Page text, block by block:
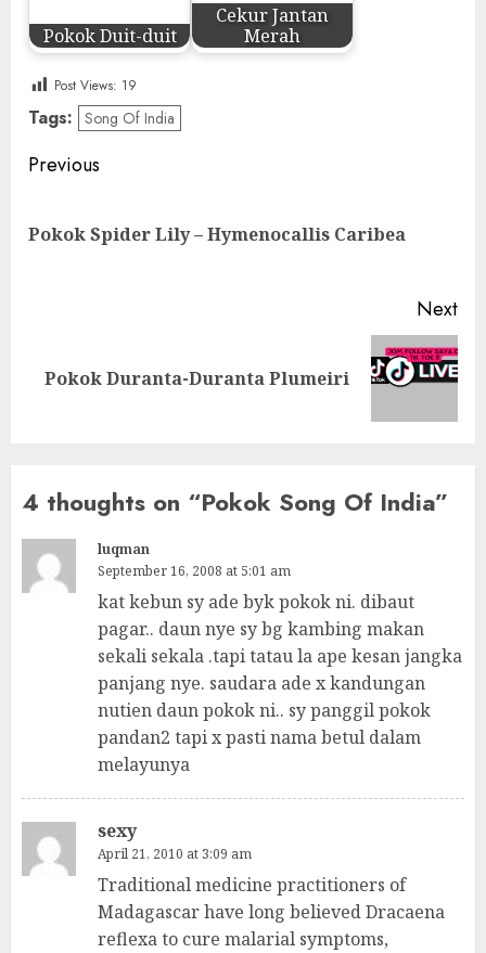
Pokok Duit-duit
Cekur Jantan
Merah
Post Views: 19
Tags: Song Of India
Post
Previous
Pokok Spider Lily – Hymenocallis Caribea
Next
Next
Pokok Duranta-Duranta Plumeiri
4 thoughts on “Pokok Song Of India”
luqman
September 16, 2008 at 5:01 am
kat kebun sy ade byk pokok ni. dibaut
pagar.. daun nye sy bg kambing makan
sekali sekala .tapi tatau la ape kesan jangka
panjang nye. saudara ade x kandungan
nutien daun pokok ni.. sy panggil pokok
pandan2 tapi x pasti nama betul dalam
melayunya
sexy
April 21, 2010 at 3:09 am
Traditional medicine practitioners of
Madagascar have long believed Dracaena
reflexa to cure malarial symptoms,